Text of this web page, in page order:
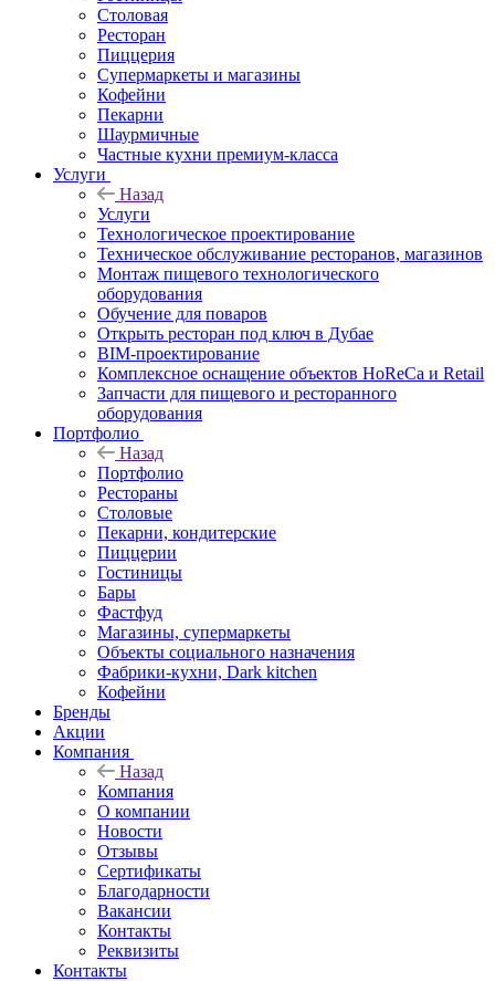
Столовая
Ресторан
Пиццерия
Супермаркеты и магазины
Кофейни
Пекарни
Шаурмичные
Частные кухни премиум-класса
Услуги
Назад
Услуги
Технологическое проектирование
Техническое обслуживание ресторанов, магазинов
Монтаж пищевого технологического
оборудования
Обучение для поваров
Открыть ресторан под ключ в Дубае
BIM-проектирование
Комплексное оснащение объектов HoReCa и Retail
Запчасти для пищевого и ресторанного
оборудования
Портфолио
Назад
Портфолио
Рестораны
Столовые
Пекарни, кондитерские
Пиццерии
Гостиницы
Бары
Фастфуд
Магазины, супермаркеты
Объекты социального назначения
Фабрики-кухни, Dark kitchen
Кофейни
Бренды
Акции
Компания
Назад
Компания
О компании
Новости
Отзывы
Сертификаты
Благодарности
Вакансии
Контакты
Реквизиты
Контакты